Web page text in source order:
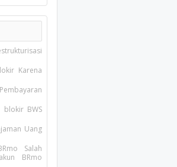
Karena
blokir BWS
Uang
Salah
BRmo